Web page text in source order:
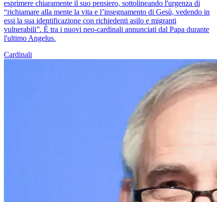
esprimere chiaramente il suo pensiero, sottolineando l'urgenza di
“richiamare alla mente la vita e l’insegnamento di Gesù, vedendo in
essi la sua identificazione con richiedenti asilo e migranti
vulnerabili”. È tra i nuovi neo-cardinali annunciati dal Papa durante
l'ultimo Angelus.
Cardinali